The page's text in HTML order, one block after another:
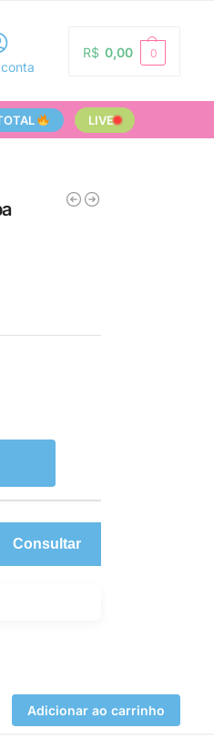
R$ 0,00 0
LIVE
Consultar
Adicionar ao carrinho